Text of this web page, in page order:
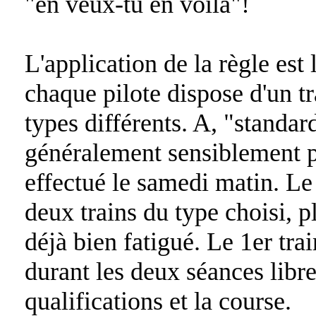
L'application de la règle est
chaque pilote dispose d'un
types différents. A,
généralement sensiblement
effectué le samedi matin.
deux trains du type choisi,
déjà bien fatigué. Le 1er
durant les deux séances
qualifications et la course.